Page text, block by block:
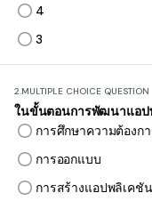
4
3
2.MULTIPLE CHOICE QUESTION
ในขั้นตอนการพัฒนาแอ
การศึกษาความต้องก
การออกแบบ
การสร้างแอปพลิเคชัน